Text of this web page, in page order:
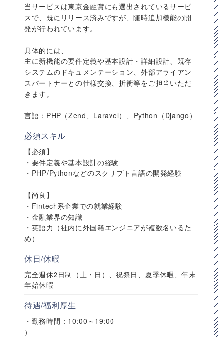
当サービスは東京金融賞にも選出されているサービ
スで、既にリリース済みですが、随時追加機能の開
発が行われています。
具体的には、
主に新機能の要件定義や基本設計・詳細設計、既存
システムのドキュメンテーション、外部アライアン
スパートナーとの仕様交換、折衝等をご担当いただ
きます。
言語：PHP（Zend、Laravel）、Python（Django）
必須スキル
【必須】
・要件定義や基本設計の経験
・PHP/Pythonなどのスクリプト言語の開発経験
【尚良】
・Fintech系企業での就業経験
・金融業界の知識
・英語力（社内に外国籍エンジニアが複数名いるた
め）
休日/休暇
完全週休2日制（土・日）、祝祭日、夏季休暇、年末
年始休暇
待遇/福利厚生
・勤務時間：10:00～19:00
）